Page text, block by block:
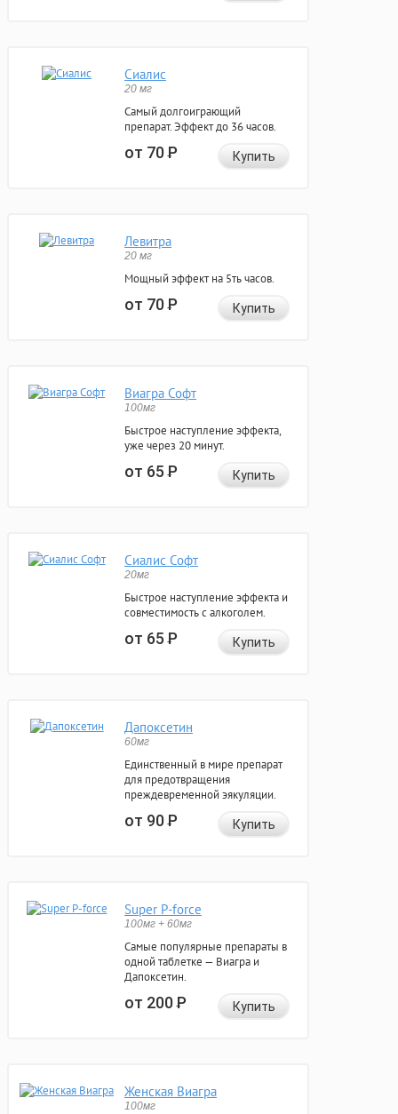
Сиалис
20 мг
Самый долгоиграющий
препарат. Эффект до 36 часов.
от 70Р Купить
Левитра
20 мг
Мощный эффект на 5ть часов.
от 70Р Купить
Виагра Софт
100мг
Быстрое наступление эффекта,
уже через 20 минут.
от 65Р Купить
Сиалис Софт
20мг
Быстрое наступление эффекта и
совместимость с алкоголем.
от 65Р Купить
Дапоксетин
60мг
Единственный в мире препарат
для предотвращения
преждевременной эякуляции.
от 90Р Купить
Super P-force
100мг + 60мг
Самые популярные препараты в
одной таблетке — Виагра и
Дапоксетин.
от 200Р Купить
Женская Виагра
100мг